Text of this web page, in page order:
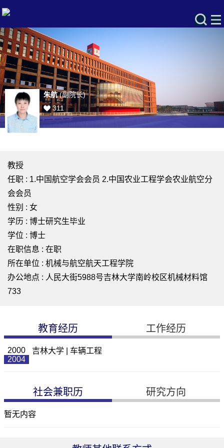
朱航(副院长)
311
教授
任职 : 1.中国航空学会会员 2.中国农业工程学会农业航空分
会会员
性别 : 女
学历 : 博士研究生毕业
学位 : 博士
在职信息 : 在职
所在单位 : 机械与航空航天工程学院
办公地点 : 人民大街5988号吉林大学南岭校区机械材料馆
733
教育经历 工作经历
2000
2004
吉林大学 | 车辆工程
社会兼职历 研究方向
暂无内容